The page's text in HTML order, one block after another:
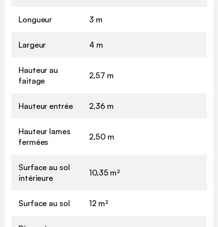
Longueur 3 m
Largeur 4 m
Hauteur au
faitage
2,57 m
Hauteur entrée 2,36 m
Hauteur lames
fermées
2,50 m
Surface au sol
intérieure
10,35 m²
Surface au sol 12 m²